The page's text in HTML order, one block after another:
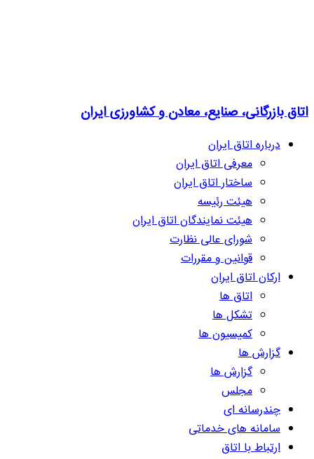
اتاق بازرگانی، صنایع، معادن و کشاورزی ایران
درباره اتاق ایران
معرفی اتاق ایران
ساختار اتاق ایران
هیئت رئیسه
هیئت نمایندگان اتاق ایران
شورای عالی نظارت
قوانین و مقررات
ارکان اتاق ایران
اتاق ها
تشکل ها
کمیسیون ها
گزارش ها
گزارش ها
مجلس
چندرسانه ای
سامانه های خدماتی
ارتباط با اتاق